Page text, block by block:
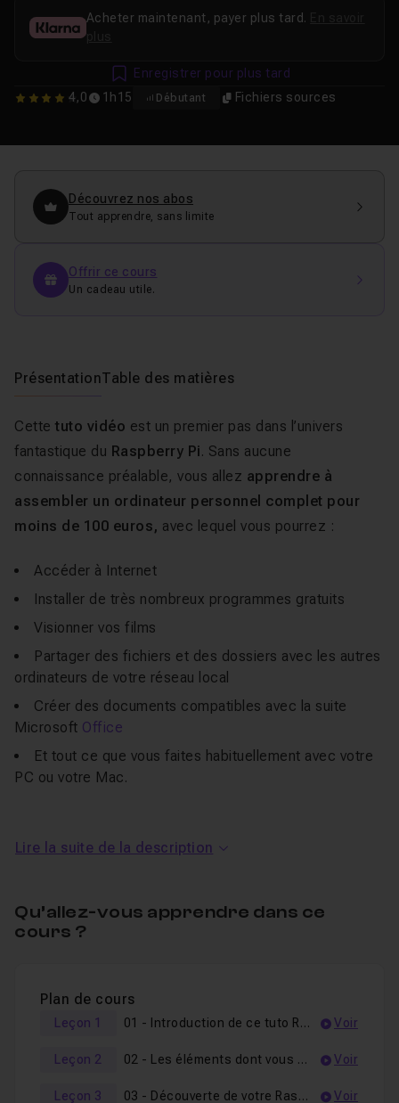
4 4,0 1h15 Débutant Fichiers sources
Acheter maintenant, payer plus tard.
plus
Enregistrer pour plus tard
Découvrez nos abos
Tout apprendre, sans limite
Offrir ce cours
Un cadeau utile.
PrésentationTable des matières
Cette tuto vidéo est un premier pas dans l’univers
fantastique du Raspberry Pi. Sans aucune
connaissance préalable, vous allez apprendre à
assembler un ordinateur personnel complet pour
moins de 100 euros, avec lequel vous pourrez :
Accéder à Internet
Installer de très nombreux programmes gratuits
Visionner vos films
Partager des fichiers et des dossiers avec les autres
ordinateurs de votre réseau local
Créer des documents compatibles avec la suite
Microsoft Office
Et tout ce que vous faites habituellement avec votre
PC ou votre Mac.
d’un Raspberry Piet qu’il fonctionnera sous
vous faudra également lematériel suivant .
Raspberry Pi
Vous vous demandez peut-être si vos connaissances en
Lire la suite de la description
Qu’allez-vous apprendre dans ce
cours ?
Plan de cours
Leçon 1 01 - Introduction de ce tuto Raspberry Pi Voir
Leçon 2 02 - Les éléments dont vous avez besoin Voir
Leçon 3 03 - Découverte de votre Raspberry Pi Voir